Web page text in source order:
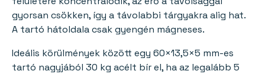
gyorsan csökken, így a távolabbi tárgyakra alig hat.
A tartó hátoldala csak gyengén mágneses.
Ideális körülmények között egy 60×13,5×5 mm-es
tartó nagyjából 30 kg acélt bír el, ha az legalább 5